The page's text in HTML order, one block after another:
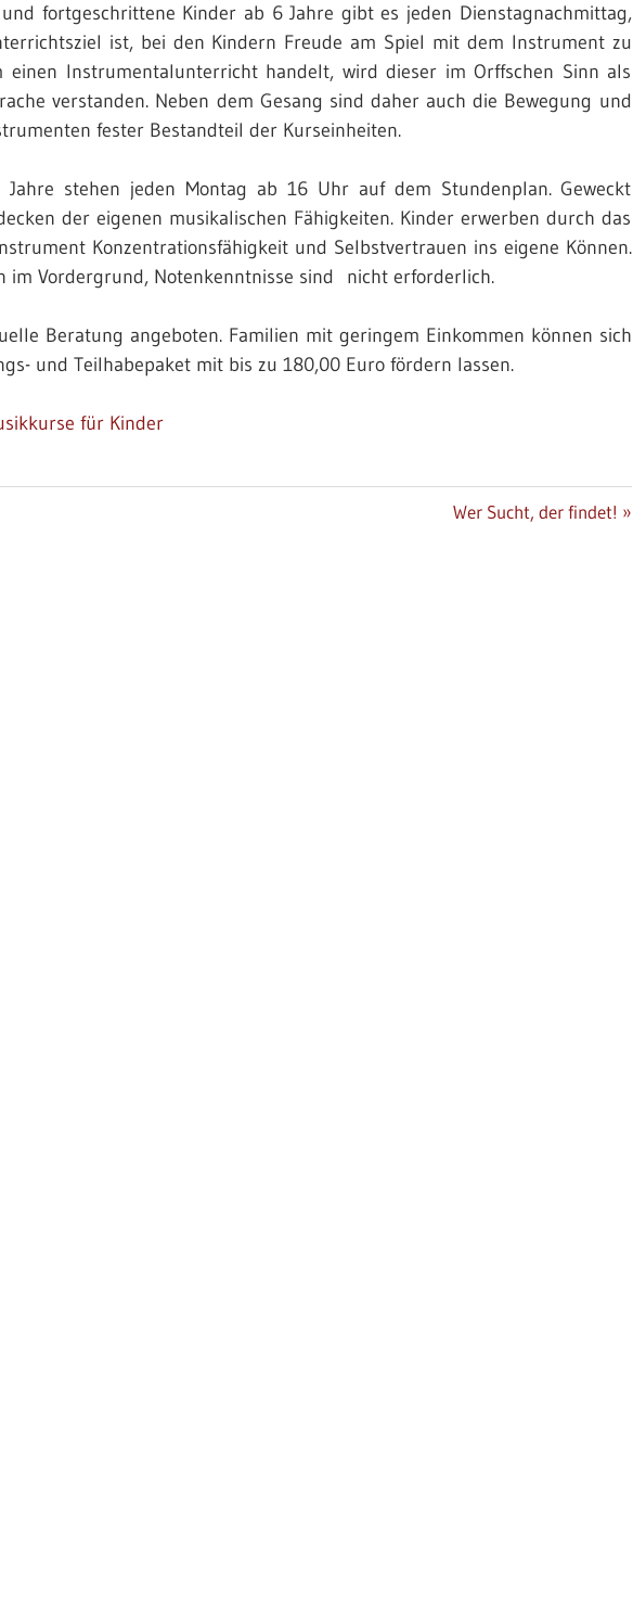
fortgeschrittene Kinder ab 6 Jahre gibt es jeden Dienstagnachmittag,
ist, bei den Kindern Freude am Spiel mit dem Instrument zu
einen Instrumentalunterricht handelt, wird dieser im Orffschen Sinn als
verstanden. Neben dem Gesang sind daher auch die Bewegung und
fester Bestandteil der Kurseinheiten.
stehen jeden Montag ab 16 Uhr auf dem Stundenplan. Geweckt
der eigenen musikalischen Fähigkeiten. Kinder erwerben durch das
Konzen­tra­tions­­fähigkeit und Selbstvertrauen ins eigene Können.
im Vorder­grund, Noten­kennt­nisse sind nicht erforderlich.
Beratung angeboten. Familien mit geringem Einkommen können sich
und Teilhabepaket mit bis zu 180,00 Euro fördern lassen.
für Kinder
Nächster
Wer Sucht, der findet!